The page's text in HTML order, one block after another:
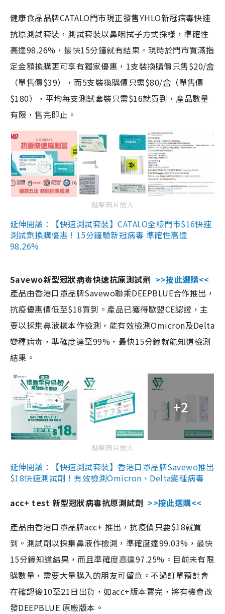
健康食品品牌CATALO門市現正發售YHLO新冠病毒快速
抗原測試套裝，測試套裝以鼻咽拭子方式採樣，準確性
高達98.26%，最快15分鐘就有結果。現時於門市買滿指
定金額換購更可享有獨家優惠，1支裝換購價只售$20/盒
（單售價$39），而5支裝換購價只需$80/盒（單售價
$180），平均每支測試套裝只需$16就買到，產品數量
有限，售完即止。
點擊圖片放大
延伸閱讀：【快速測試套裝】CATALO全線門市$16快速
測試劑換購優惠！15分鐘驗新冠病毒 準確性高達
98.26%
Savewo新型冠狀病毒快速抗原測試劑 >>按此選購<<
產品由香港口罩品牌Savewo聯乘DEEPBLUE合作推出，
抗疫優惠價低至$18買到。產品已獲得歐盟CE認證，主
要以採集鼻液樣本作檢測，能有效檢測Omicron及Delta
變種病毒，準確度達至99%，最快15分鐘就能知道檢測
結果。
+2
點擊圖片放大
延伸閱讀：【快速測試套裝】香港口罩品牌Savewo推出
$18快速測試劑！有效檢測Omicron、Delta變種病毒
acc+ test 新型冠狀病毒抗原測試劑 >>按此選購<<
產品由香港口罩品牌acc+ 推出，抗疫價只要$18就買
到。測試劑以採集鼻液作檢測，準確度達99.03%，最快
15分鐘知道結果，而且準確度高達97.25%。目前未有限
購數量，需要大量購入的朋友可留意。不過訂單預計會
在確認後10至21日出貨，如acc+版本賣完，將有機會改
發DEEPBLUE 原廠版本。